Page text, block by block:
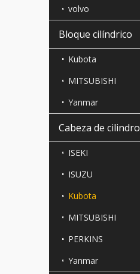
volvo
Bloque cilíndrico
Kubota
MITSUBISHI
Yanmar
Cabeza de cilindro
ISEKI
ISUZU
Kubota
MITSUBISHI
PERKINS
Yanmar